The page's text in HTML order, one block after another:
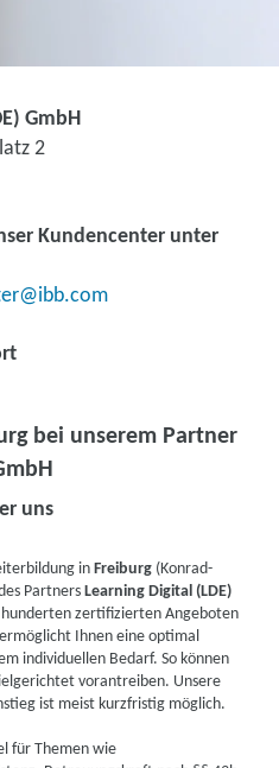
bei unserem Partner
GmbH
2
Kundencenter unter
uns
inFreiburg (Konrad-
PartnersLearning Digital (LDE)
hunderten zertifizierten Angeboten
Ihnen eine optimal
individuellen Bedarf. So können
vorantreiben. Unsere
ist meist kurzfristig möglich.
für Themen wie